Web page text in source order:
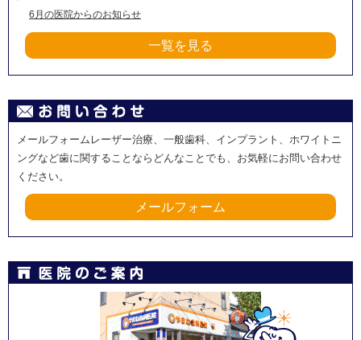
6月の医院からのお知らせ
一覧を見る
メールフォームレーザー治療、一般歯科、インプラント、ホワイトニ
ングなど歯に関することならどんなことでも、お気軽にお問い合わせ
ください。
メールフォーム